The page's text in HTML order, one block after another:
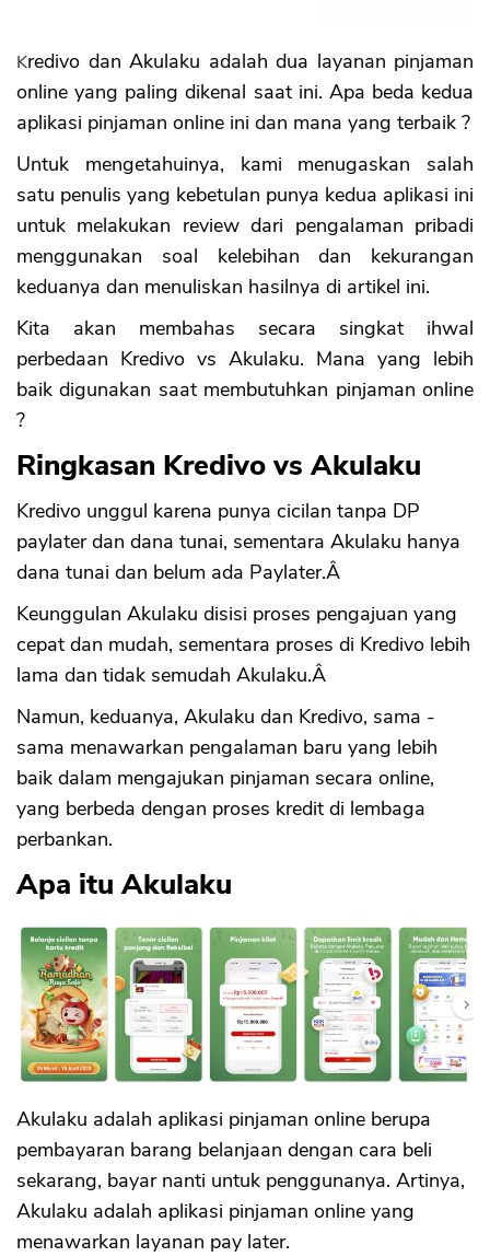
1. Belum tersedia di seluruh Indonesia
2. Ada denda keterlambatan untuk
pengguna
3. Terdapat perbedaan layanan bagi
pengguna Basic dan Premium
Tabel Perbandingan Kredivo dan Akulaku
1. Produk Pinjaman
2. Kerjasama Paylater di E-Commerce
3. Bunga
4. Kecepatan Proses
5. Wilayah Coverage Area
6 Jenis Akun
Apa Pilihan Terbaik, Kredivo atau Akulaku
Kredivo dan Akulaku adalah dua layanan pinjaman
online yang paling dikenal saat ini. Apa beda kedua
aplikasi pinjaman online ini dan mana yang terbaik ?
Untuk mengetahuinya, kami menugaskan salah
satu penulis yang kebetulan punya kedua aplikasi ini
untuk melakukan review dari pengalaman pribadi
menggunakan soal kelebihan dan kekurangan
keduanya dan menuliskan hasilnya di artikel ini.
Kita akan membahas secara singkat ihwal
perbedaan Kredivo vs Akulaku. Mana yang lebih
baik digunakan saat membutuhkan pinjaman online
?
Ringkasan Kredivo vs Akulaku
Kredivo unggul karena punya cicilan tanpa DP
paylater dan dana tunai, sementara Akulaku hanya
dana tunai dan belum ada Paylater.Â
Keunggulan Akulaku disisi proses pengajuan yang
cepat dan mudah, sementara proses di Kredivo lebih
lama dan tidak semudah Akulaku.Â
Namun, keduanya, Akulaku dan Kredivo, sama -
sama menawarkan pengalaman baru yang lebih
baik dalam mengajukan pinjaman secara online,
yang berbeda dengan proses kredit di lembaga
perbankan.
Apa itu Akulaku
Akulaku adalah aplikasi pinjaman online berupa
pembayaran barang belanjaan dengan cara beli
sekarang, bayar nanti untuk penggunanya. Artinya,
Akulaku adalah aplikasi pinjaman online yang
menawarkan layanan pay later.